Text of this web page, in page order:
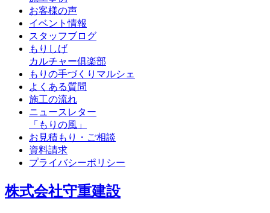
お客様の声
イベント情報
スタッフブログ
もりしげ
カルチャー俱楽部
もりの手づくりマルシェ
よくある質問
施工の流れ
ニュースレター
「もりの風」
お見積もり・ご相談
資料請求
プライバシーポリシー
株式会社守重建設